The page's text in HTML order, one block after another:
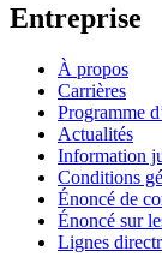
Entreprise
À propos
Carrières
Programme
Actualités
Information
Conditions
Énoncé de
Énoncé sur
Lignes